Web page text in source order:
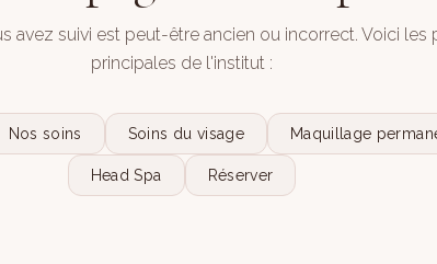
avez suivi est peut-être ancien ou incorrect. Voici les
principales de l'institut :
Nos soins Soins du visage Maquillage
Head Spa Réserver